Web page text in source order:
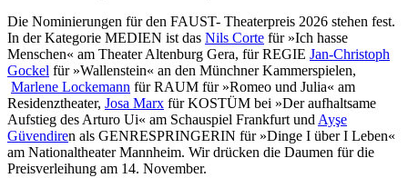
Die Nominierungen für den FAUST- Theaterpreis 2026 stehen fest.
In der Kategorie MEDIEN ist das Nils Corte für »Ich hasse
Menschen« am Theater Altenburg Gera, für REGIE Jan-Christoph
Gockel für »Wallenstein« an den Münchner Kammerspielen,
Marlene Lockemann für RAUM für »Romeo und Julia« am
Residenztheater, Josa Marx für KOSTÜM bei »Der aufhaltsame
Aufstieg des Arturo Ui« am Schauspiel Frankfurt undAyşe
Güvendiren als GENRESPRINGERIN für »Dinge I über I Leben«
am Nationaltheater Mannheim. Wir drücken die Daumen für die
Preisverleihung am 14. November.